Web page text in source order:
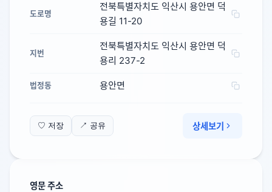
도로명
전북특별자치도 익산시 용안면 덕
용길 11-20
지번
전북특별자치도 익산시 용안면 덕
용리 237-2
법정동 용안면
♡ 저장 ↗ 공유 상세보기
영문 주소